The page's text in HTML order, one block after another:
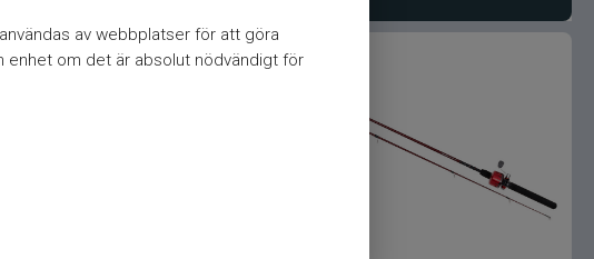
av webbplatser för att göra
enhet om det är absolut nödvändigt för